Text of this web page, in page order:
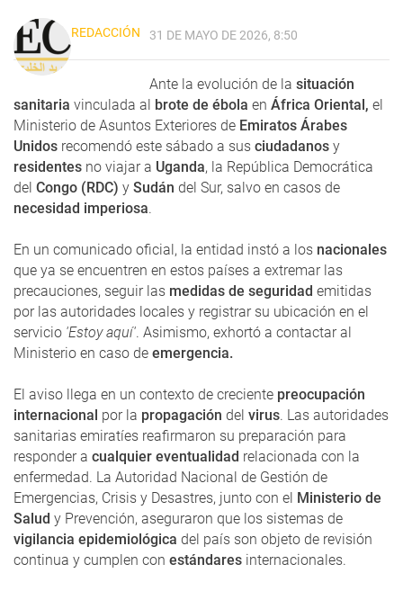
REDACCIÓN 31 DE MAYO DE 2026, 8:50
Ante la evolución de la situación
sanitaria vinculada al brote de ébola en África Oriental, el
Ministerio de Asuntos Exteriores de Emiratos Árabes
Unidos recomendó este sábado a sus ciudadanos y
residentes no viajar a Uganda, la República Democrática
del Congo (RDC) y Sudán del Sur, salvo en casos de
necesidad imperiosa.
En un comunicado oficial, la entidad instó a los nacionales
que ya se encuentren en estos países a extremar las
precauciones, seguir las medidas de seguridad emitidas
por las autoridades locales y registrar su ubicación en el
servicio 'Estoy aquí'. Asimismo, exhortó a contactar al
Ministerio en caso de emergencia.
El aviso llega en un contexto de creciente preocupación
internacional por la propagación del virus. Las autoridades
sanitarias emiratíes reafirmaron su preparación para
responder a cualquier eventualidad relacionada con la
enfermedad. La Autoridad Nacional de Gestión de
Emergencias, Crisis y Desastres, junto con el Ministerio de
Salud y Prevención, aseguraron que los sistemas de
vigilancia epidemiológica del país son objeto de revisión
continua y cumplen con estándares internacionales.